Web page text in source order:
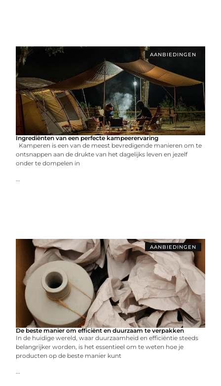
AANBIEDINGEN
Ingrediënten van een perfecte kampeerervaring
Kamperen is een van de meest bevredigende manieren om te
ontsnappen aan de drukte van het dagelijks leven en jezelf
onder te dompelen in
...
AANBIEDINGEN
De beste manier om efficiënt en duurzaam te verpakken
In de huidige wereld, waar duurzaamheid en efficiëntie steeds
belangrijker worden, is het essentieel om te weten hoe je
producten op de beste manier kunt
...